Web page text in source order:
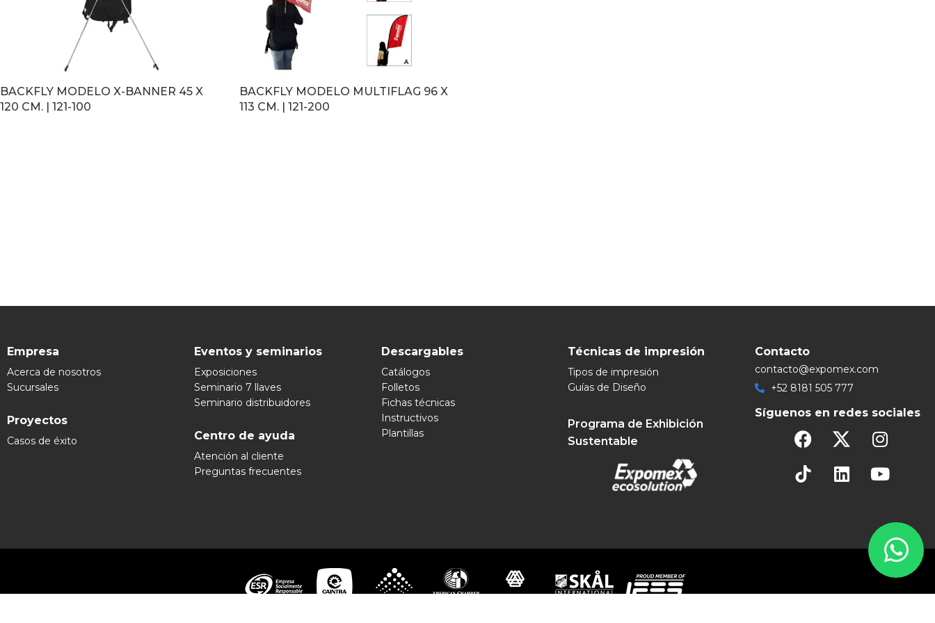
BACKFLY MODELO X-BANNER 45 X
120 CM. | 121-100
BACKFLY MODELO MULTIFLAG 96 X
113 CM. | 121-200
Empresa
Acerca de nosotros
Sucursales
Proyectos
Casos de éxito
Eventos y seminarios
Exposiciones
Seminario 7 llaves
Seminario distribuidores
Centro de ayuda
Atención al cliente
Preguntas frecuentes
Descargables
Catálogos
Folletos
Fichas técnicas
Instructivos
Plantillas
Técnicas de impresión
Tipos de impresión
Guías de Diseño
Programa de Exhibición
Sustentable
Contacto
contacto@expomex.com
+52 8181 505 777
Síguenos en redes sociales